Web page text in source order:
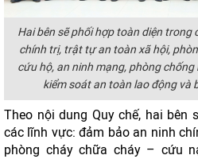
Hai bên sẽ phối hợp toàn diện trong
chính trị, trật tự an toàn xã hội,
cứu hộ, an ninh mạng, phòng
kiểm soát an toàn lao động và
Theo nội dung Quy chế, hai bên
các lĩnh vực: đảm bảo an ninh
phòng cháy chữa cháy – cứu